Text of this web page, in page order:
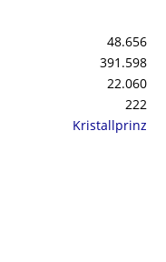
48.656
391.598
22.060
222
Kristallprinz